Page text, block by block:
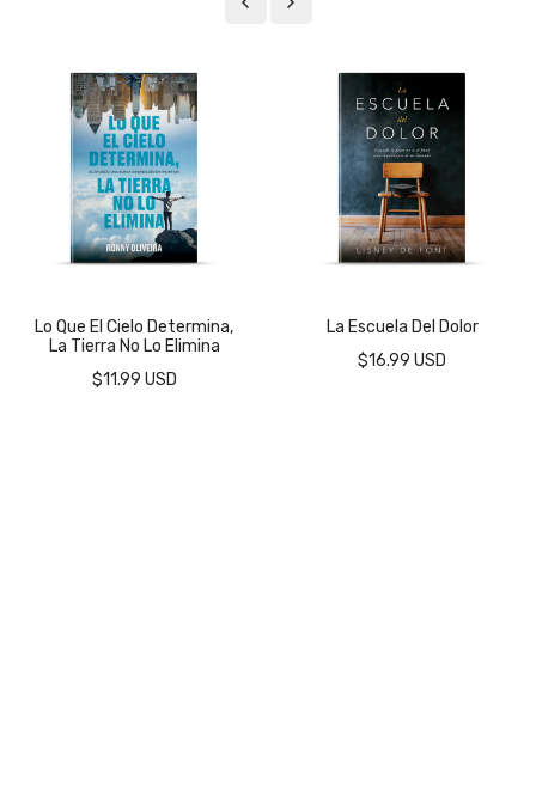
Lo Que El Cielo Determina,
La Tierra No Lo Elimina
$11.99 USD
La Escuela Del Dolor
$16.99 USD